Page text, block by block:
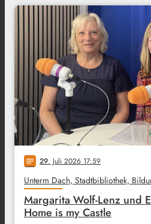
notes 29. Juli 2026 17:59
Unterm Dach, Stadtbibliothek,
Margarita Wolf-Lenz und
Home is my Castle